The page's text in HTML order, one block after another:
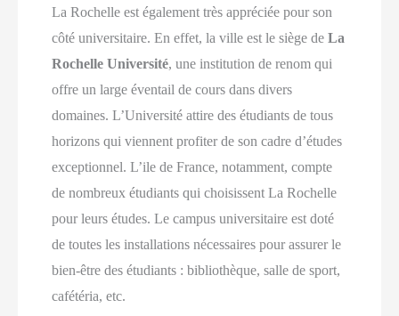
La Rochelle est également très appréciée pour son
côté universitaire. En effet, la ville est le siège deLa
Rochelle Université, une institution de renom qui
offre un large éventail de cours dans divers
domaines. L’Université attire des étudiants de tous
horizons qui viennent profiter de son cadre d’études
exceptionnel. L’ile de France, notamment, compte
de nombreux étudiants qui choisissent La Rochelle
pour leurs études. Le campus universitaire est doté
de toutes les installations nécessaires pour assurer le
bien-être des étudiants : bibliothèque, salle de sport,
cafétéria, etc.